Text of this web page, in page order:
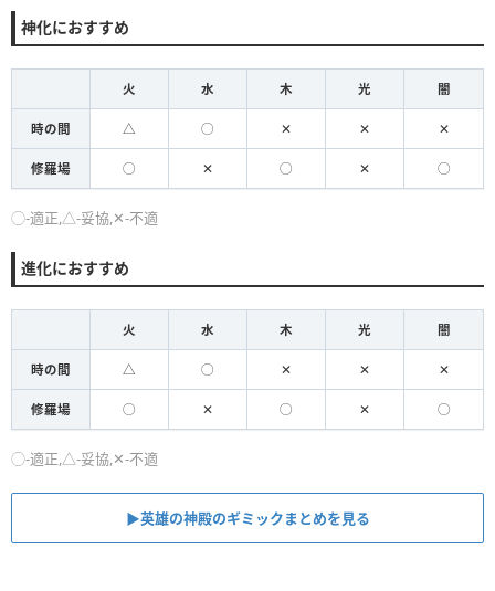
神化におすすめ
火 水 木 光 闇
時の間 △ ◯ ✕ ✕ ✕
修羅場 ◯ ✕ ◯ ✕ ◯
◯-適正,△-妥協,✕-不適
進化におすすめ
火 水 木 光 闇
時の間 △ ◯ ✕ ✕ ✕
修羅場 ◯ ✕ ◯ ✕ ◯
◯-適正,△-妥協,✕-不適
▶英雄の神殿のギミックまとめを見る